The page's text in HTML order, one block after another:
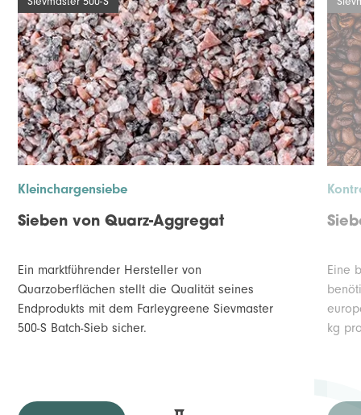
Kleinchargensiebe
Sieben von Quarz-Aggregat
Ein marktführender Hersteller von
Quarzoberflächen stellt die Qualität seines
Endprodukts mit dem Farleygreene Sievmaster
500-S Batch-Sieb sicher.
Eine
kg